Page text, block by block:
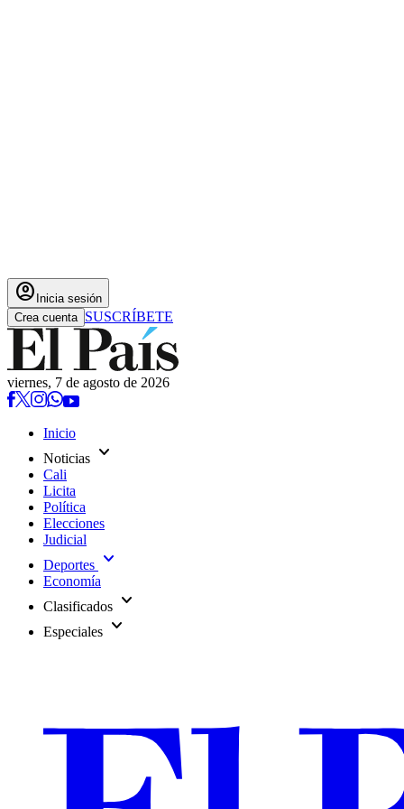
account_circle Inicia sesión
Crea cuenta SUSCRÍBETE
viernes, 7 de agosto de 2026
Inicio
Noticias expand_more
Cali
Licita
Política
Elecciones
Judicial
Deportes expand_more
Economía
Clasificados expand_more
Especiales expand_more